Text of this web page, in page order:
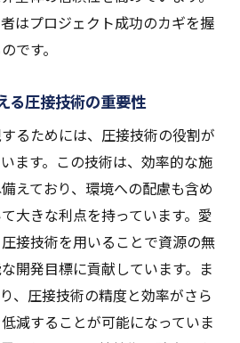
たらす建設のエコロジー化
はプロジェクト成功のカギを握
です。
る圧接技術の重要性
るためには、圧接技術の役割が
ます。この技術は、効率的な施
えており、環境への配慮も含め
大きな利点を持っています。愛
接技術を用いることで資源の無
開発目標に貢献しています。ま
、圧接技術の精度と効率がさら
減することが可能になっていま